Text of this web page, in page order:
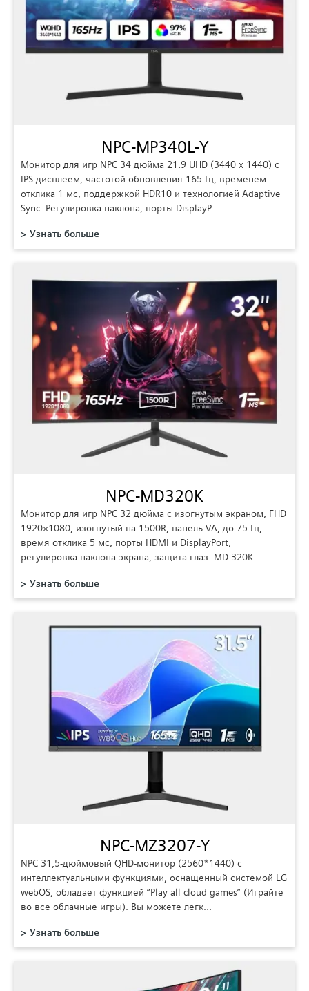
NPC-MP340L-Y
Монитор для игр NPC 34 дюйма 21:9 UHD (3440 x 1440) с
IPS-дисплеем, частотой обновления 165 Гц, временем
отклика 1 мс, поддержкой HDR10 и технологией Adaptive
Sync. Регулировка наклона, порты DisplayP…
Узнать больше
NPC-MD320K
Монитор для игр NPC 32 дюйма с изогнутым экраном, FHD
1920×1080, изогнутый на 1500R, панель VA, до 75 Гц,
время отклика 5 мс, порты HDMI и DisplayPort,
регулировка наклона экрана, защита глаз. MD-320K…
Узнать больше
NPC-MZ3207-Y
NPC 31,5-дюймовый QHD-монитор (2560*1440) с
интеллектуальными функциями, оснащенный системой LG
webOS, обладает функцией “Play all cloud games” (Играйте
во все облачные игры). Вы можете легк…
Узнать больше